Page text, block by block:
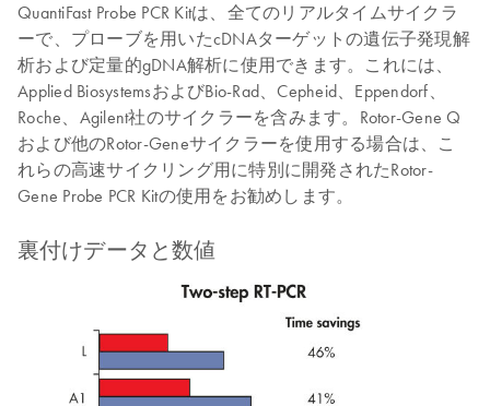
QuantiFast Probe PCR Kitは、全てのリアルタイムサイクラ
ーで、プローブを用いたcDNAターゲットの遺伝子発現解
析および定量的gDNA解析に使用できます。これには、
Applied BiosystemsおよびBio-Rad、Cepheid、Eppendorf、
Roche、Agilent社のサイクラーを含みます。Rotor-Gene Q
および他のRotor-Geneサイクラーを使用する場合は、こ
れらの高速サイクリング用に特別に開発されたRotor-
Gene Probe PCR Kitの使用をお勧めします。
裏付けデータと数値